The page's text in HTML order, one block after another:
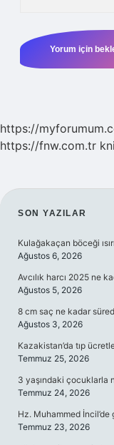
https://
https://fnw.com.tr
SON YAZILAR
Kulağakaçan böceği
Ağustos 6, 2026
Avcılık harcı 2025 ne
Ağustos 5, 2026
8 cm saç ne kadar
Ağustos 3, 2026
Kazakistan’da tıp
Temmuz 25, 2026
3 yaşındaki çocuklarla
Temmuz 24, 2026
Hz. Muhammed İncil’de
Temmuz 23, 2026